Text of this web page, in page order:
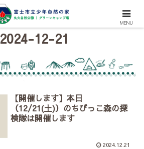
2024-12-21
【開催します】本日
（12/21(土)）のちびっこ森の探
検隊は開催します
2024.12.21
MENU